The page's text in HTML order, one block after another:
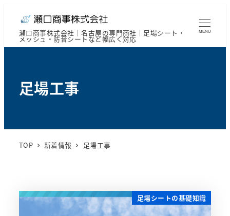
瀬口商事株式会社｜名古屋の専門商社｜足場シート・
メッシュ・防音シートなど幅広く対応
MENU
足場工事
TOP 新着情報 足場工事
足場シートの基礎知識